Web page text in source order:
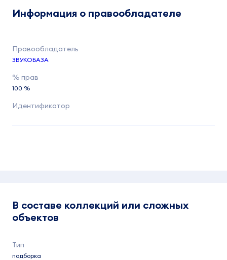
Информация о правообладателе
ЗВУКОБАЗА
100 %
В составе коллекций или сложных
объектов
подборка